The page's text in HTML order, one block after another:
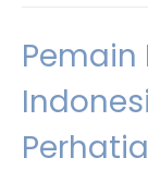
Pemain